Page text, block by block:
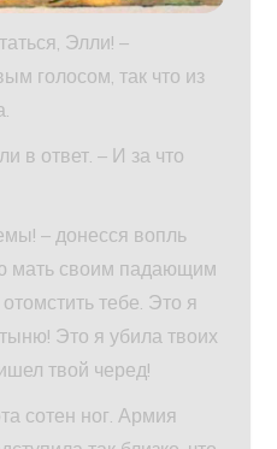
Элли! –
голосом, так что из
в ответ. – И за что
– донесся вопль
мать своим падающим
тебе. Это я
Это я убила твоих
твой черед!
сотен ног. Армия